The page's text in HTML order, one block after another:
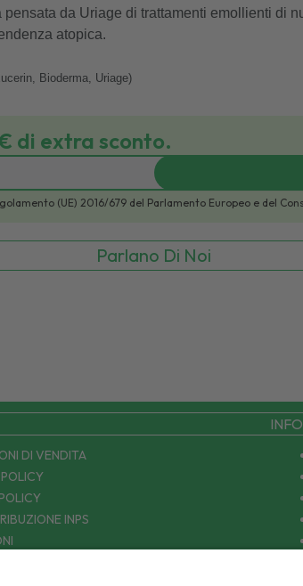
pensata da Uriage di trattamenti emollienti di
atopica.
, Bioderma, Uriage)
di extra sconto.
(UE) 2016/679 del Parlamento Europeo e del
Parlano Di Noi
DI VENDITA
INPS